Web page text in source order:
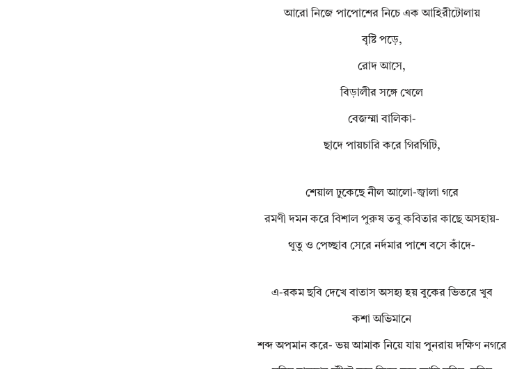
আরো নিজে পাপোশের নিচে এক আহিরীটোলায়
বৃষ্টি পড়ে,
রোদ আসে,
বিড়ালীর সঙ্গে খেলে
বেজম্মা বালিকা-
ছাদে পায়চারি করে গিরগিটি,
শেয়াল ঢুকেছে নীল আলো-জ্বালা গরে
রমণী দমন করে বিশাল পুরুষ তবু কবিতার কাছে অসহায়-
থুতু ও পেচ্ছাব সেরে নর্দমার পাশে বসে কাঁদে-
এ-রকম ছবি দেখে বাতাস অসহ্য হয় বুকের ভিতরে খুব
কশা অভিমানে
শব্দ অপমান করে- ভয় আমাক নিয়ে যায় পুনরায় দক্ষিণ নগরে